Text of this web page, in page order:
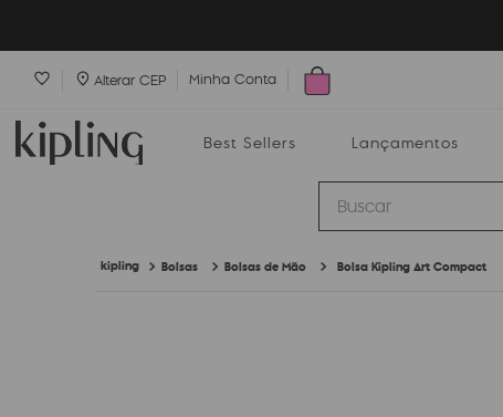
Alterar CEP Minha Conta
Best Sellers Lançamentos
Buscar
Bolsas Bolsas de Mão Bolsa Kipling Art Compact